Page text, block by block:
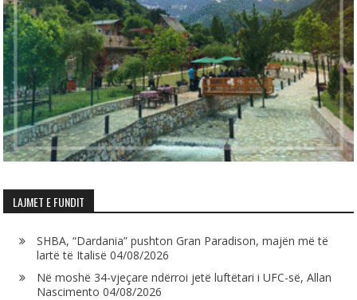
LAJMET E FUNDIT
SHBA, “Dardania” pushton Gran Paradison, majën më të
lartë të Italisë 04/08/2026
Në moshë 34-vjeçare ndërroi jetë luftëtari i UFC-së, Allan
Nascimento 04/08/2026